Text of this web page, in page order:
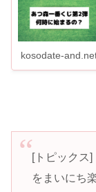
kosodate-
[トピックス
をまいにち